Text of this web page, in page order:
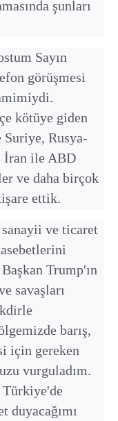
şunları
Sayın
görüşmesi
kötüye giden
Suriye, Rusya-
İran ile ABD
ve daha birçok
ettik.
sanayii ve ticaret
Trump'ın
savaşları
barış,
için gereken
vurguladım.
Türkiye'de
duyacağımı